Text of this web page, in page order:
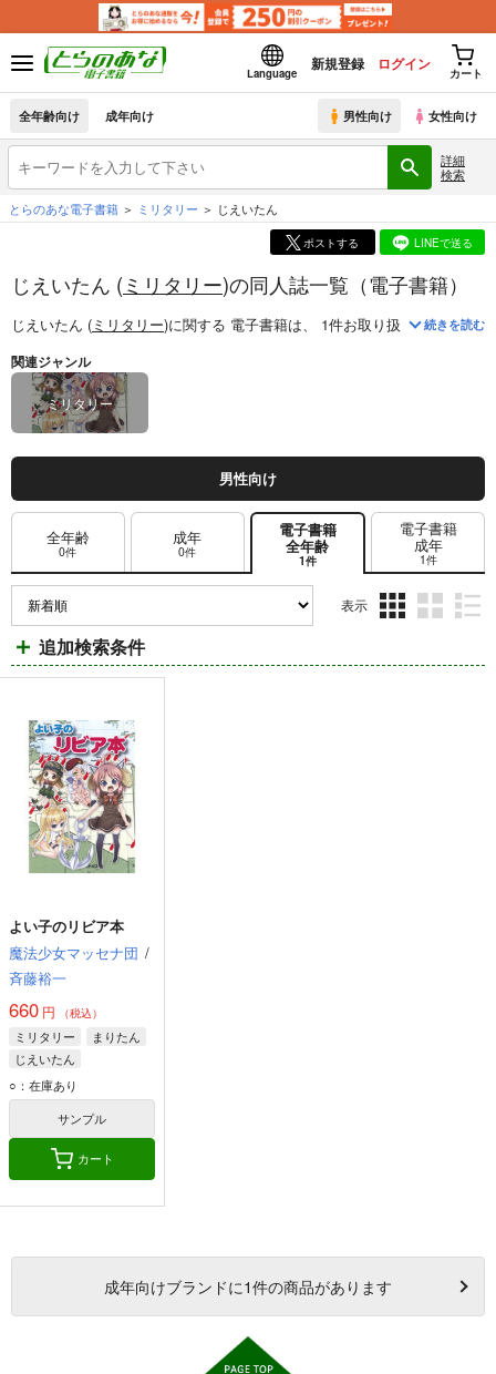
Language
新規登録 ログイン
カート
全年齢向け 成年向け 男性向け 女性向け
詳細
検索
とらのあな電子書籍 ミリタリー じえいたん
ポストする LINEで送る
じえいたん (ミリタリー)の同人誌一覧（電子書籍）
じえいたん (ミリタリー)に関する 電子書籍は、 1件お取り扱いがございま
続きを読む
関連ジャンル
ミリタリー
男性向け
全年齢
0件
成年
0件
電子書籍
全年齢
1件
電子書籍
成年
1件
表示
ム
ム
ム
追加検索条件
よい子のリビア本
魔法少女マッセナ団 /
斉藤裕一
660 円 （税込）
ミリタリー
まりたん
じえいたん
ねぃびぃさん
○：在庫あり
サンプル
カート
成年向けブランドに1件の商品があります